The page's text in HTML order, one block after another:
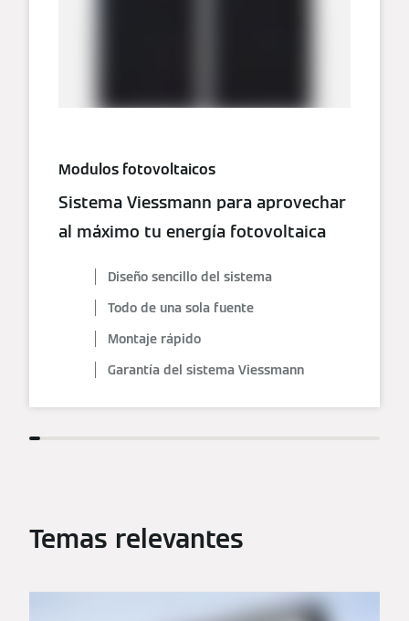
Modulos fotovoltaicos
Sistema Viessmann para aprovechar
al máximo tu energía fotovoltaica
Diseño sencillo del sistema
Todo de una sola fuente
Montaje rápido
Garantía del sistema Viessmann
Temas relevantes